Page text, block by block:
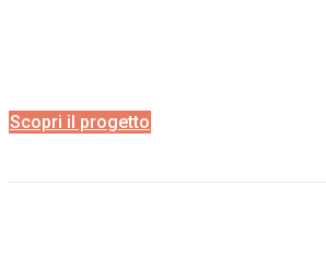
Scopri il progetto